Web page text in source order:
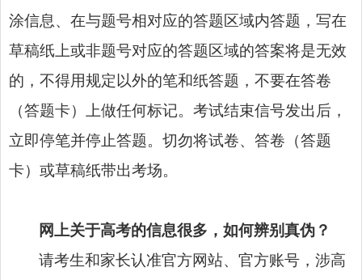
涂信息、在与题号相对应的答题区域内答题，写在
草稿纸上或非题号对应的答题区域的答案将是无效
的，不得用规定以外的笔和纸答题，不要在答卷
（答题卡）上做任何标记。考试结束信号发出后，
立即停笔并停止答题。切勿将试卷、答卷（答题
卡）或草稿纸带出考场。
网上关于高考的信息很多，如何辨别真伪？
请考生和家长认准官方网站、官方账号，涉高